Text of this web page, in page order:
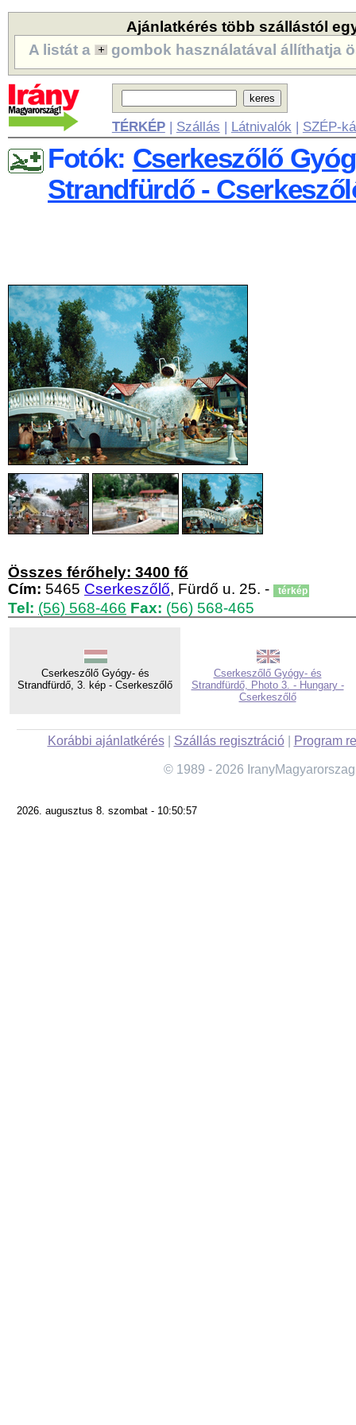
Ajánlatkérés több szállástól
A listát a
gombok használatával állíthatja
TÉRKÉP| Szállás | Látnivalók | SZÉP-
Fotók: Cserkeszőlő
Strandfürdő -
Összes férőhely: 3400 fő
Cím: 5465 Cserkeszőlő, Fürdő u. 25. - térkép
Tel: (56) 568-466 Fax: (56) 568-465
Cserkeszőlő Gyógy- és
Strandfürdő, 3. kép - Cserkeszőlő
Cserkeszőlő Gyógy- és
Strandfürdő, Photo 3. - Hungary -
Cserkeszőlő
Korábbi ajánlatkérés| Szállás regisztráció| Program
© 1989 - 2026
2026. augusztus 8. szombat - 10:50:57